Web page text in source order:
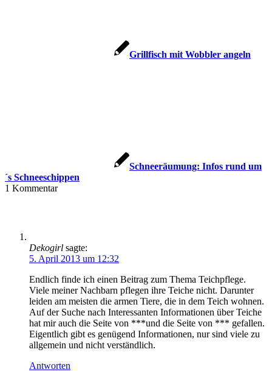
Grillfisch mit Wobbler angeln
Schneeräumung: Infos rund um
´s Schneeschippen
1 Kommentar
Dekogirl sagte:
5. April 2013 um 12:32
Endlich finde ich einen Beitrag zum Thema Teichpflege.
Viele meiner Nachbarn pflegen ihre Teiche nicht. Darunter
leiden am meisten die armen Tiere, die in dem Teich wohnen.
Auf der Suche nach Interessanten Informationen über Teiche
hat mir auch die Seite von ***und die Seite von *** gefallen.
Eigentlich gibt es genügend Informationen, nur sind viele zu
allgemein und nicht verständlich.
Antworten